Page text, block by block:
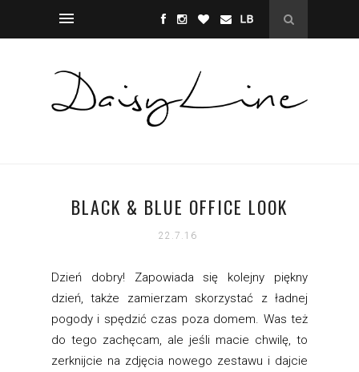
BLACK & BLUE OFFICE LOOK
22.7.16
Dzień dobry! Zapowiada się kolejny piękny
dzień, także zamierzam skorzystać z ładnej
pogody i spędzić czas poza domem. Was też
do tego zachęcam, ale jeśli macie chwilę, to
zerknijcie na zdjęcia nowego zestawu i dajcie